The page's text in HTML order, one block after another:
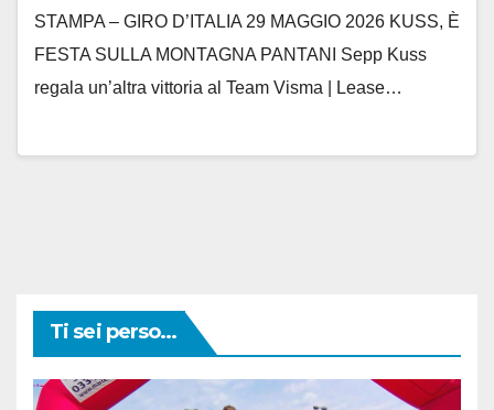
STAMPA – GIRO D’ITALIA 29 MAGGIO 2026 KUSS, È
FESTA SULLA MONTAGNA PANTANI Sepp Kuss
regala un’altra vittoria al Team Visma | Lease…
Ti sei perso...